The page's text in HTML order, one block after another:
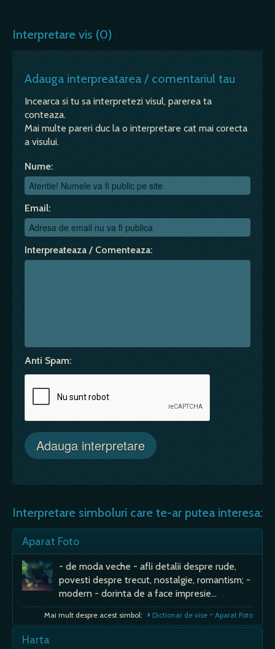
Interpretare vis (0)
Adauga interpreatarea / comentariul tau
Incearca si tu sa interpretezi visul, parerea ta
conteaza.
Mai multe pareri duc la o interpretare cat mai corecta
a visului.
Nume:
Email:
Interpreateaza / Comenteaza:
Anti Spam:
Interpretare simboluri care te-ar putea interesa:
Aparat Foto
- de moda veche - afli detalii despre rude,
povesti despre trecut, nostalgie, romantism; -
modern - dorinta de a face impresie…
Mai mult despre acest simbol: Dictionar de vise ~ Aparat Foto
Harta